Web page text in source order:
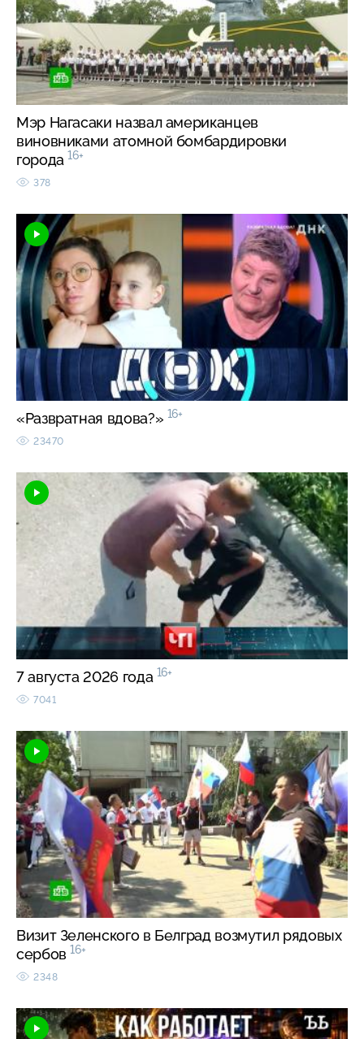
Мэр Нагасаки назвал американцев
виновниками атомной бомбардировки
города 16+
378
«Развратная вдова?» 16+
23470
7 августа 2026 года 16+
7041
Визит Зеленского в Белград возмутил рядовых
сербов 16+
2348